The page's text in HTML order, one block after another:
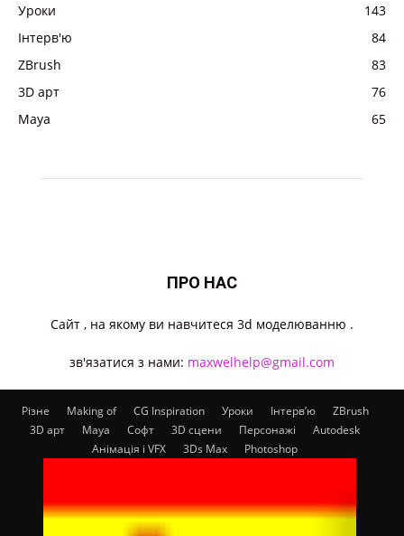
Уроки
143
Інтерв'ю
84
ZBrush
83
3D арт
76
Maya
65
ПРО НАС
Cайт , на якому ви навчитеся 3d моделюванню .
зв'язатися з нами: maxwelhelp@gmail.com
Різне Making of CG Inspiration Уроки Інтерв’ю
ZBrush
3D арт
Maya Софт 3D сцени Персонажі
Autodesk
Анімація і VFX
3Ds Max Photoshop